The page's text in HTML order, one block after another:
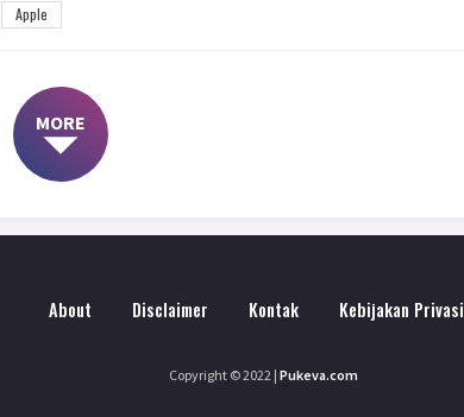
Apple
MORE
About Disclaimer Kontak Kebijakan Privasi
Copyright © 2022 | Pukeva.com